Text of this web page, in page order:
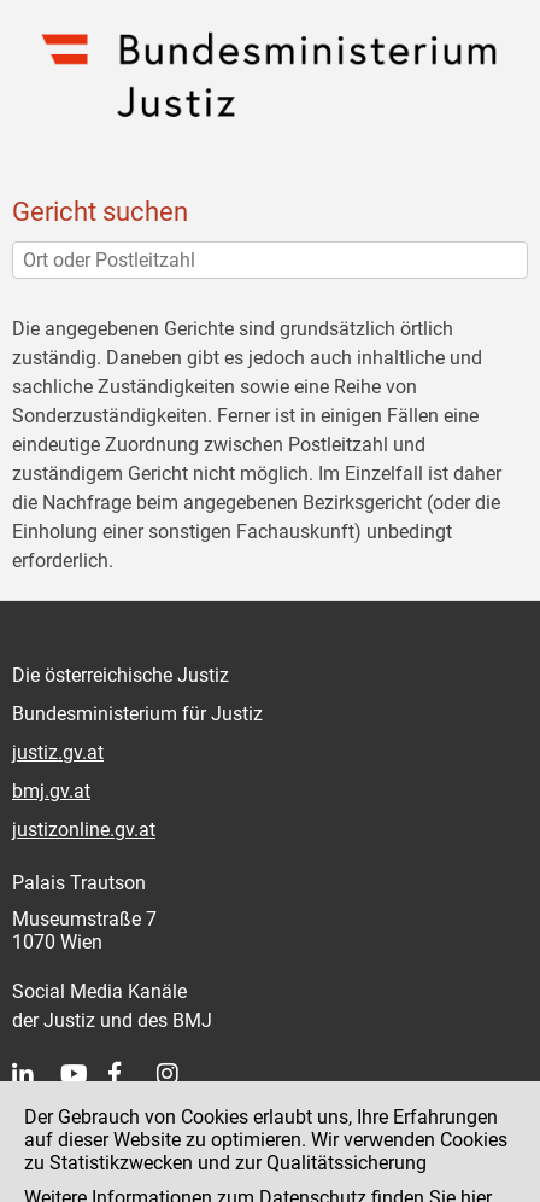
Gericht suchen
Die angegebenen Gerichte sind grundsätzlich örtlich
zuständig. Daneben gibt es jedoch auch inhaltliche und
sachliche Zuständigkeiten sowie eine Reihe von
Sonderzuständigkeiten. Ferner ist in einigen Fällen eine
eindeutige Zuordnung zwischen Postleitzahl und
zuständigem Gericht nicht möglich. Im Einzelfall ist daher
die Nachfrage beim angegebenen Bezirksgericht (oder die
Einholung einer sonstigen Fachauskunft) unbedingt
erforderlich.
Die österreichische Justiz
Bundesministerium für Justiz
justiz.gv.at
bmj.gv.at
justizonline.gv.at
Palais Trautson
Museumstraße 7
1070 Wien
Social Media Kanäle
der Justiz und des BMJ
Kontakt
Impressum
Der Gebrauch von Cookies erlaubt uns, Ihre Erfahrungen
auf dieser Website zu optimieren. Wir verwenden Cookies
zu Statistikzwecken und zur Qualitätssicherung